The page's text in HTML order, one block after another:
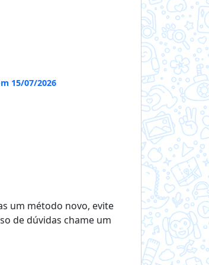
15/07/2026
um método novo, evite
de dúvidas chame um